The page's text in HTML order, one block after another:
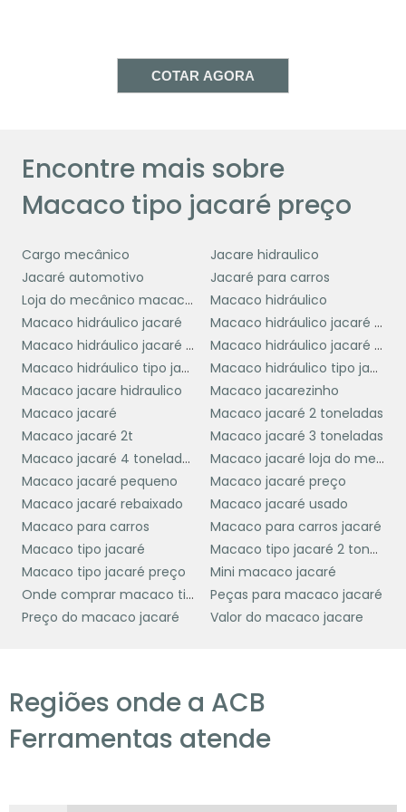
Por fim, o custo-benefício é uma vantagem
comparação com outros tipos de macacos,
sua eficiência, segurança e longevidade
justificam o investimento, garantindo
economia a longo prazo.
COMO ENCONTRAR O
MELHOR PREÇO
melhor preço para um macaco
tipo jacaré pode parecer desafiador, mas
com algumas dicas, você pode garantir uma
aquisição vantajosa.
A primeira dica é
pesquisarem diferentes
lojas e plataformas online. Comparar preços é
essencial para identificar as melhores ofertas
e promoções disponíveis no mercado.
Ao buscar por preços, considere também a
reputação do vendedor. Verificar avaliações
de outros clientes pode fornecer informações
valiosas sobre a qualidade do produto e o
diferencial importante.
Outra estratégia é ficar atento a
COTAR AGORA
Encontre mais sobre
Macaco tipo jacaré preço
Cargo mecânico
Jacare hidraulico
Jacaré automotivo
Jacaré para carros
Loja do mecânico macaco jacaré
Macaco hidráulico
Macaco hidráulico jacaré
Macaco hidráulico jacaré 3 toneladas
Macaco hidráulico jacaré pequeno
Macaco hidráulico jacaré usado
Macaco hidráulico tipo jacaré 2t
Macaco hidráulico tipo jacaré 5 toneladas
Macaco jacare hidraulico
Macaco jacarezinho
Macaco jacaré
Macaco jacaré 2 toneladas
Macaco jacaré 2t
Macaco jacaré 3 toneladas
Macaco jacaré 4 toneladas
Macaco jacaré loja do mecanico
Macaco jacaré pequeno
Macaco jacaré preço
Macaco jacaré rebaixado
Macaco jacaré usado
Macaco para carros
Macaco para carros jacaré
Macaco tipo jacaré
Macaco tipo jacaré 2 toneladas
Macaco tipo jacaré preço
Mini macaco jacaré
Onde comprar macaco tipo jacaré
Peças para macaco jacaré
Preço do macaco jacaré
Valor do macaco jacare
Regiões onde a ACB
Ferramentas atende